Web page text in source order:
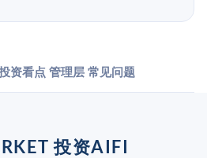
资看点 管理层 常见问题
投资AIFI